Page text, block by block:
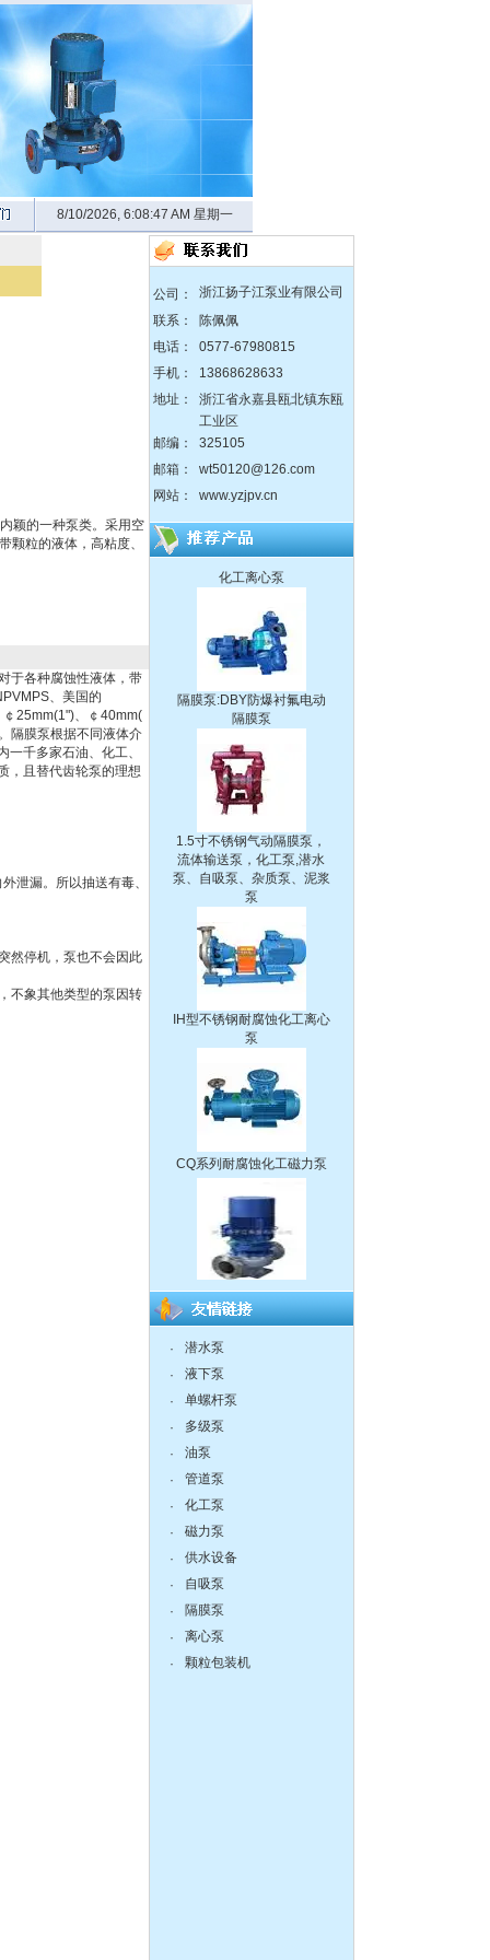
8/10/2026, 6:08:48 AM 星期一
颖的一种泵类。采用空
颗粒的液体，高粘度、
于各种腐蚀性液体，带
、美国的
25mm(1")、￠40mm(
隔膜泵根据不同液体介
千多家石油、化工、
，且替代齿轮泵的理想
泄漏。所以抽送有毒、
然停机，泵也不会因此
不象其他类型的泵因转
公司：
浙江扬子江泵业有限公司
联系：
陈佩佩
电话：
0577-67980815
手机：
13868628633
地址：
浙江省永嘉县瓯北镇东瓯
工业区
邮编：
325105
邮箱：
wt50120@126.com
网站：
www.yzjpv.cn
zX防爆无堵塞自吸泵
DBY304不锈钢电动隔膜泵
QBY塑料化工隔膜泵
化工离心泵
隔膜泵:DBY防爆衬氟电动
隔膜泵
1.5寸不锈钢气动隔膜泵，
流体输送泵，化工泵,潜水
泵、自吸泵、杂质泵、泥浆
泵
IH型不锈钢耐腐蚀化工离心
CQ系列耐腐蚀化工磁力泵
离心泵:ISG系列单级单吸立
式管道离心泵
液下泵,耐腐蚀液下泵
zX防爆无堵塞自吸泵
DBY304不锈钢电动隔膜泵
·
潜水泵
·
液下泵
·
单螺杆泵
·
多级泵
·
油泵
·
管道泵
·
化工泵
·
磁力泵
·
供水设备
·
自吸泵
·
隔膜泵
·
离心泵
·
颗粒包装机